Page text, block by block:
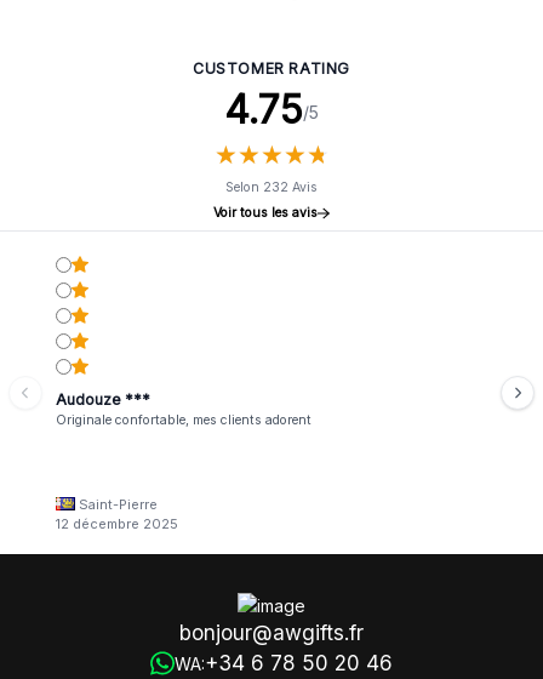
CUSTOMER RATING
4.75/5
★★★★★
★★★★★
Selon 232 Avis
Voir tous les avis
Audouze ***
Originale confortable, mes clients adorent
Saint-Pierre
12 décembre 2025
bonjour@awgifts.fr
WA:+34 6 78 50 20 46